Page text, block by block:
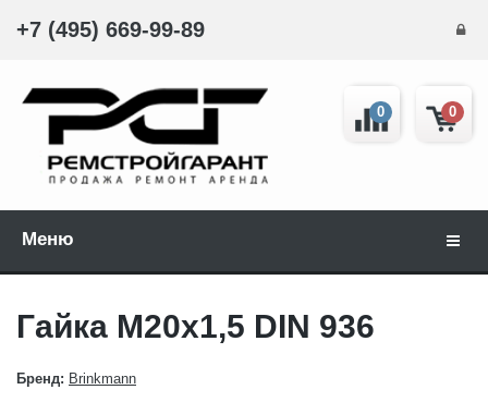
+7 (495) 669-99-89
0
0
Меню
Гайка М20x1,5 DIN 936
Бренд: Brinkmann